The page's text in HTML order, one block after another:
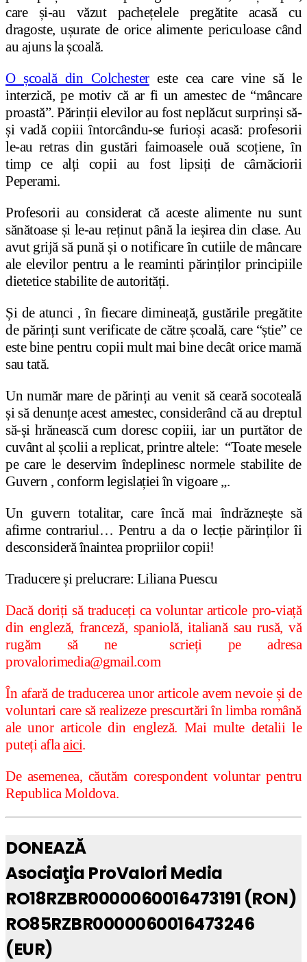
care și-au văzut pachețelele pregătite acasă cu
dragoste, ușurate de orice alimente periculoase când
au ajuns la școală.
O școală din Colchestereste cea care vine să le
interzică, pe motiv că ar fi un amestec de “mâncare
proastă”. Părinții elevilor au fost neplăcut surprinși să-
și vadă copiii întorcându-se furioși acasă: profesorii
le-au retras din gustări faimoasele ouă scoțiene, în
timp ce alți copii au fost lipsiți de cârnăciorii
Peperami.
Profesorii au considerat că aceste alimente nu sunt
sănătoase și le-au reținut până la ieșirea din clase. Au
avut grijă să pună și o notificare în cutiile de mâncare
ale elevilor pentru a le reaminti părinților principiile
dietetice stabilite de autorități.
Și de atunci , în fiecare dimineață, gustările pregătite
de părinți sunt verificate de către școală, care “știe” ce
este bine pentru copii mult mai bine decât orice mamă
sau tată.
Un număr mare de părinți au venit să ceară socoteală
și să denunțe acest amestec, considerând că au dreptul
să-și hrănească cum doresc copiii, iar un purtător de
cuvânt al școlii a replicat, printre altele: “Toate mesele
pe care le deservim îndeplinesc normele stabilite de
Guvern , conform legislației în vigoare „.
Un guvern totalitar, care încă mai îndrăznește să
afirme contrariul… Pentru a da o lecție părinților îi
desconsideră înaintea propriilor copii!
Traducere și prelucrare: Liliana Puescu
Dacă doriți să traduceți ca voluntar articole pro-viață
din engleză, franceză, spaniolă, italiană sau rusă, vă
rugăm să ne scrieți pe adresa
provalorimedia@gmail.com
În afară de traducerea unor articole avem nevoie și de
voluntari care să realizeze prescurtări în limba română
ale unor articole din engleză. Mai multe detalii le
puteți aflaaici.
De asemenea, căutăm corespondent voluntar pentru
Republica Moldova.
DONEAZĂ
Asociaţia ProValori Media
RO18RZBR0000060016473191 (RON)
RO85RZBR0000060016473246
(EUR)